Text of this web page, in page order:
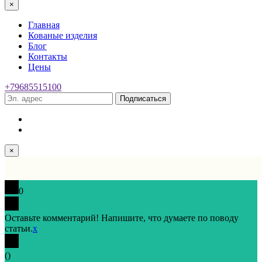
×
Главная
Кованые изделия
Блог
Контакты
Цены
+79685515100
Подписаться
×
0
Оставьте комментарий! Напишите, что думаете по поводу
статьи.x
()